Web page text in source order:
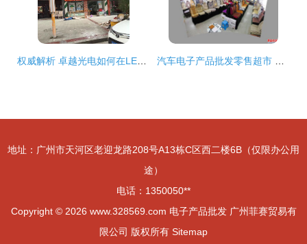
地址：广州市天河区老迎龙路208号A13栋C区西二楼6B（仅限办公用
途）
电话：1350050**
Copyright © 2026 www.328569.com 电子产品批发 广州菲赛贸易有
限公司 版权所有 Sitemap